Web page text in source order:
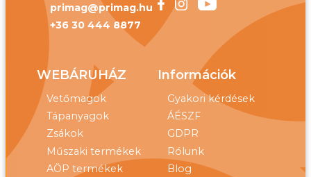
primag@primag.hu
+36 30 444 8877
WEBÁRUHÁZ
Vetőmagok
Tápanyagok
Zsákok
Műszaki termékek
AÖP termékek
Információk
Gyakori kérdések
ÁÉSZF
GDPR
Rólunk
Blog